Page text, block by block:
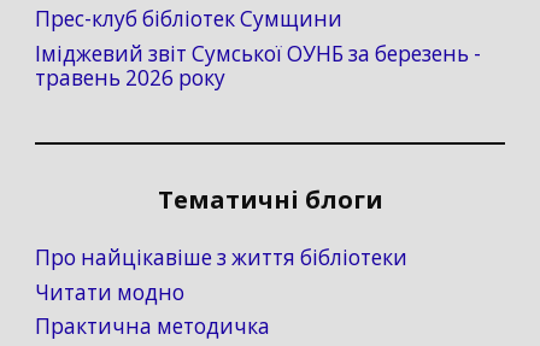
Прес-клуб бібліотек Сумщини
Іміджевий звіт Сумської ОУНБ за березень -
травень 2026 року
Тематичні блоги
Про найцікавіше з життя бібліотеки
Читати модно
Практична методичка